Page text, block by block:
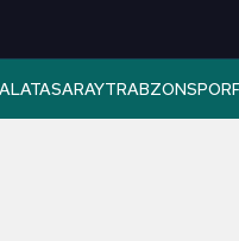
TRABZONSPOR